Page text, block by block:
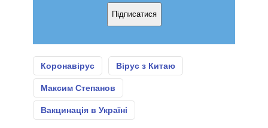
Підписатися
Коронавірус Вірус з Китаю
Максим Степанов
Вакцинація в Україні